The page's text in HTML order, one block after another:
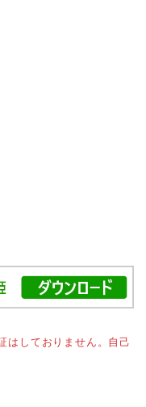
はしておりません。自己